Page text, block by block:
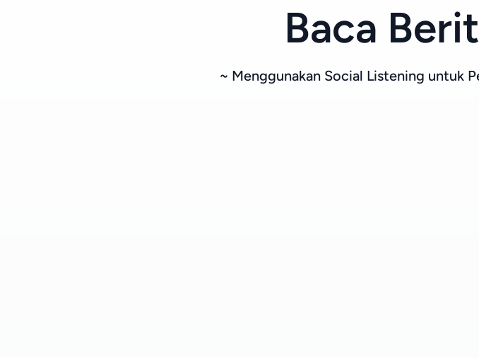
Baca
~ Menggunakan Social Listening untuk